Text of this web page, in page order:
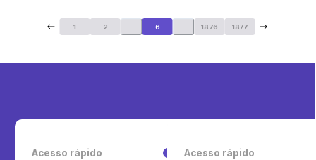
1 2 6 1876 1877
Acesso rápido Acesso rápido